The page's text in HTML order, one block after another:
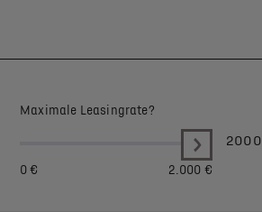
Maximale Leasingrate?
0 € 2.000 €
2000